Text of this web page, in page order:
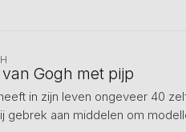
Gogh met pijp
in zijn leven ongeveer 40
gebrek aan middelen om